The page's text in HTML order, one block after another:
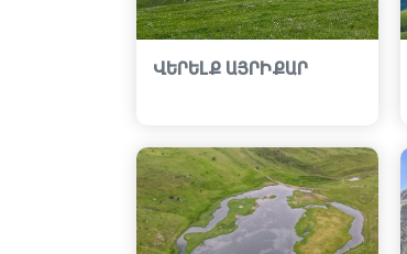
ՎԵՐԵԼՔ ԱՅՐԻՔԱՐ